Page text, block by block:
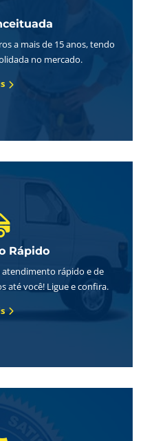
a mais de 15 anos, tendo
no mercado.
Rápido
atendimento rápido e de
até você! Ligue e confira.